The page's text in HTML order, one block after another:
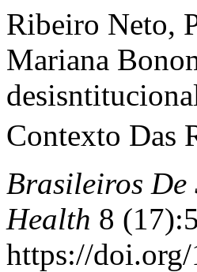
Ribeiro Neto,
Mariana
Contexto Das
Brasileiros De
Health 8
https://